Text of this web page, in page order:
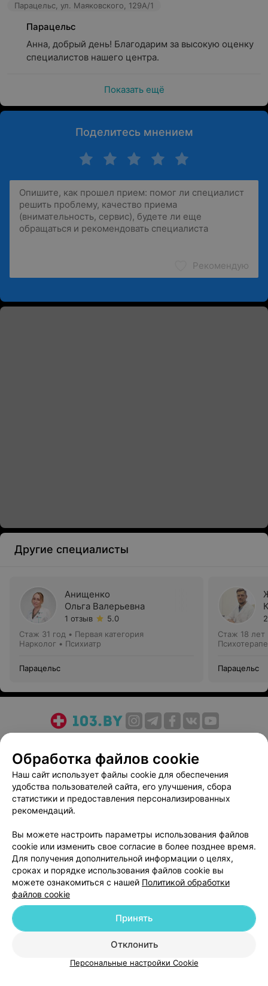
Парацельс, ул. Маяковского, 129А/1
Парацельс
Анна, добрый день! Благодарим за высокую оценку
специалистов нашего центра.
Показать ещё
Поделитесь мнением
Рекомендую
Другие специалисты
Анищенко
Ольга Валерьевна
1 отзыв
5.0
Стаж 31 год • Первая категория
Нарколог • Психиатр
Парацельс
Стаж 18 лет
Парацельс
Медицинский маркетинг
Публичный договор
Пользовательское соглашение
Способы оплаты
Вакансии
Партнеры
Написать руководителю 103.by
Персональные настройки cookie
Обработка персональных данных
Обработка файлов cookie
Наш сайт использует файлы cookie для обеспечения
удобства пользователей сайта, его улучшения, сбора
статистики и предоставления персонализированных
рекомендаций.
Вы можете настроить параметры использования файлов
cookie или изменить свое согласие в более позднее время.
Для получения дополнительной информации о целях,
сроках и порядке использования файлов cookie вы
можете ознакомиться с нашей Политикой обработки
файлов cookie
Отклонить
Принять
Персональные настройки Cookie